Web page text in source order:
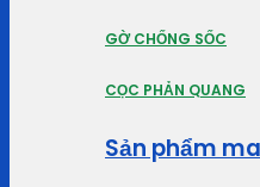
GỜ CHỐNG SỐC
CỌC PHẢN QUANG
Sản phẩm